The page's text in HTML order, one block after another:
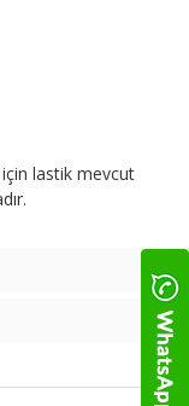
lastik mevcut